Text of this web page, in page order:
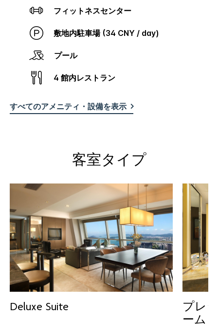
フィットネスセンター
敷地内駐車場 (34 CNY / day)
プール
4 館内レストラン
すべてのアメニティ・設備を表示
客室タイプ
Deluxe Suite
プレ
ーム